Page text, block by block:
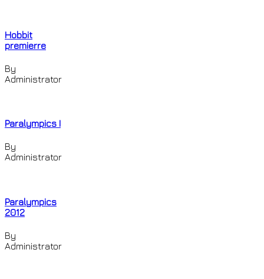
Hobbit
premierre
By
Administrator
Paralympics I
By
Administrator
Paralympics
2012
By
Administrator